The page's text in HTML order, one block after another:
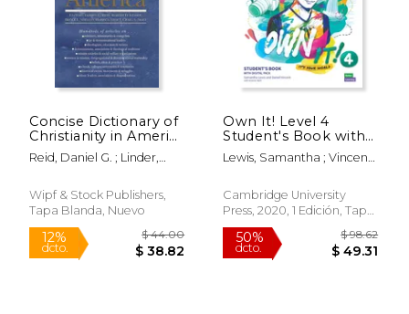
50%
dcto.
15%
dcto.
Concise Dictionary of
Christianity in America
(en Inglés)
Reid, Daniel G. ; Linder,
Wipf & Stock Publishers,
Tapa Blanda, Nuevo
Own It! Level 4
Student's Book with
Digital Pack (en
Inglés)
Lewis, Samantha ; Vincent,
Cambridge University
Press, 2020, 1 Edición, Tapa
Blanda, Nuevo